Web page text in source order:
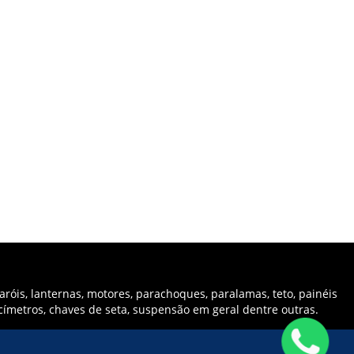
lanternas, motores, parachoques, paralamas, teto, painéis
chaves de seta, suspensão em geral dentre outras.